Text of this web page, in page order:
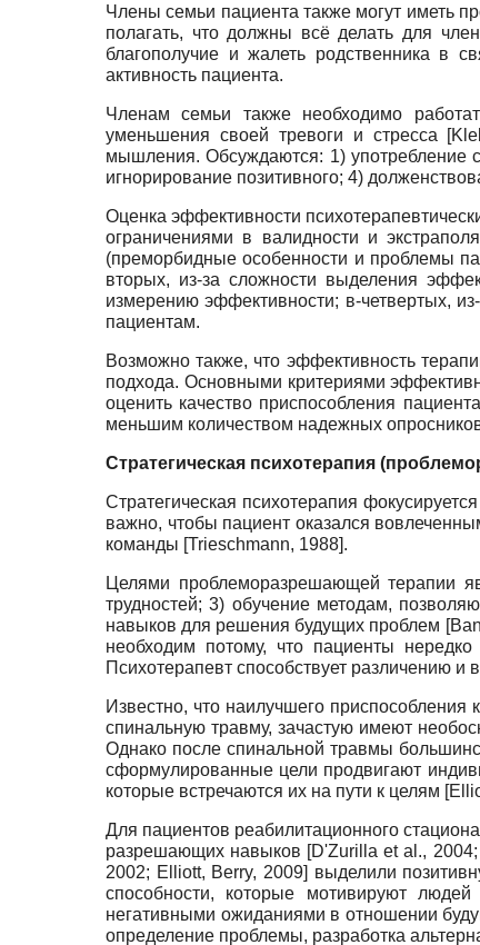
Члены семьи пациента также могут иметь
полагать, что должны всё делать для
благополучие и жалеть родственника в
активность пациента.
Членам семьи также необходимо
уменьшения своей тревоги и стресса
мышления. Обсуждаются: 1) употребление
игнорирование позитивного; 4)
Оценка эффективности
ограничениями в валидности и
(преморбидные особенности и проблемы
вторых, из-за сложности выделения
измерению эффективности; в-четвертых,
пациентам.
Возможно также, что эффективность
подхода. Основными критериями
оценить качество приспособления
меньшим количеством надежных
Стратегическая психотерапия
Стратегическая психотерапия
важно, чтобы пациент оказался
команды [Trieschmann, 1988].
Целями проблеморазрешающей терапии
трудностей; 3) обучение методам,
навыков для решения будущих проблем
необходим потому, что пациенты
Психотерапевт способствует различению
Известно, что наилучшего
спинальную травму, зачастую имеют
Однако после спинальной травмы
сформулированные цели продвигают
которые встречаются их на пути к целям
Для пациентов реабилитационного
разрешающих навыков [D'Zurilla et al.,
2002; Elliott, Berry, 2009] выделили
способности, которые мотивируют
негативными ожиданиями в отношении
определение проблемы, разработка